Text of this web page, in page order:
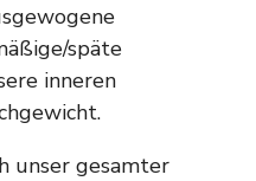
späte
inneren
unser gesamter